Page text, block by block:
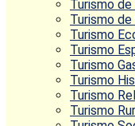
Turismo
Turismo de
Turismo
Turismo
Turismo
Turismo
Turismo
Turismo